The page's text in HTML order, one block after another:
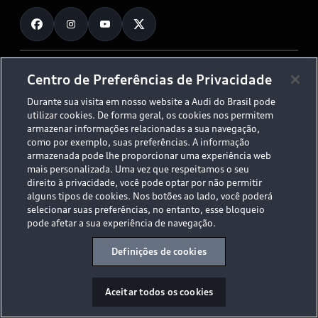
Planejamento de recarga
O Legado do S
Audi Driving Experience
ESG
Tecnologias Audi
Audi Collection
Fale Conosco
Trabalhe Conosco
© 2026 AUDI AG. All Rights Reserved.
Políticas de Privacidade
Código de Conduta
Aviso Legal
Proteção de Dados - LGPD
Sala de Imprensa
Desacelere. Seu bem maior é a vida.
Centro de Preferências de Privacidade
Durante sua visita em nosso website a Audi do Brasil pode
utilizar cookies. De forma geral, os cookies nos permitem
armazenar informações relacionadas a sua navegação,
como por exemplo, suas preferências. A informação
armazenada pode lhe proporcionar uma experiência web
mais personalizada. Uma vez que respeitamos o seu
direito à privacidade, você pode optar por não permitir
alguns tipos de cookies. Nos botões ao lado, você poderá
selecionar suas preferências, no entanto, esse bloqueio
pode afetar a sua experiência de navegação.
Definições de cookies
Aceitar todos os cookies